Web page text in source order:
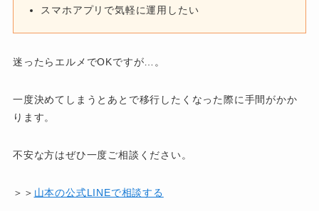
スマホアプリで気軽に運用したい
迷ったらエルメでOKですが…。
一度決めてしまうとあとで移行したくなった際に手間がかか
ります。
不安な方はぜひ一度ご相談ください。
＞＞ 山本の公式LINEで相談する